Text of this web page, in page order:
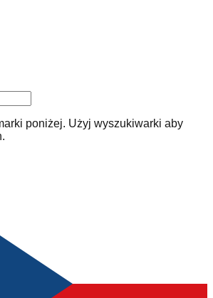
poniżej. Użyj wyszukiwarki aby